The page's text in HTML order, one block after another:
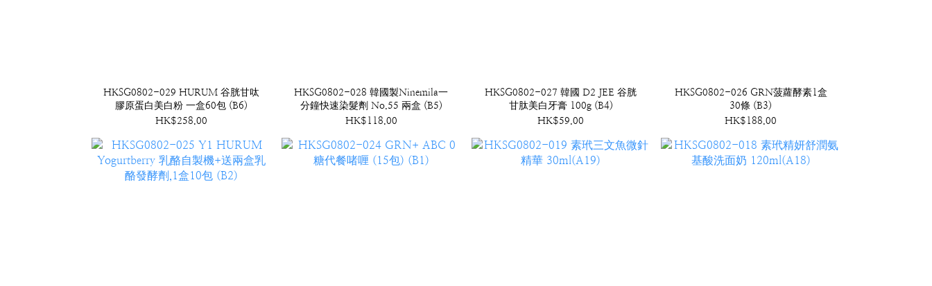
HKSG0802-029 HURUM 谷胱甘呔
膠原蛋白美白粉 一盒60包 (B6)
HK$258.00
HKSG0802-028 韓國製Ninemila一
分鐘快速染髮劑 No.55 兩盒 (B5)
HK$118.00
HKSG0802-027 韓國 D2 JEE 谷胱
甘肽美白牙膏 100g (B4)
HK$59.00
HKSG0802-026 GRN菠蘿酵素1盒
30條 (B3)
HK$188.00